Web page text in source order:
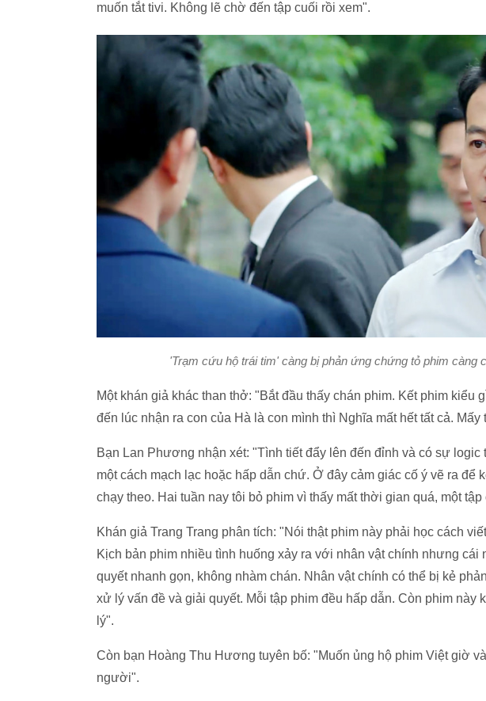
muốn tắt tivi. Không lẽ chờ đến tập cuối rồi xem".
'Trạm cứu hộ trái tim' càng bị phản ứng chứng tỏ phim càng
Một khán giả khác than thở: "Bắt đầu thấy chán phim. Kết phim kiểu
đến lúc nhận ra con của Hà là con mình thì Nghĩa mất hết tất cả. Mấy
Bạn Lan Phương nhận xét: "Tình tiết đẩy lên đến đỉnh và có sự logic
một cách mạch lạc hoặc hấp dẫn chứ. Ở đây cảm giác cố ý vẽ ra để
chạy theo. Hai tuần nay tôi bỏ phim vì thấy mất thời gian quá, một
Khán giả Trang Trang phân tích: "Nói thật phim này phải học cách
Kịch bản phim nhiều tình huống xảy ra với nhân vật chính nhưng
quyết nhanh gọn, không nhàm chán. Nhân vật chính có thể bị kẻ
xử lý vấn đề và giải quyết. Mỗi tập phim đều hấp dẫn. Còn phim này
lý".
Còn bạn Hoàng Thu Hương tuyên bố: "Muốn ủng hộ phim Việt giờ
người".